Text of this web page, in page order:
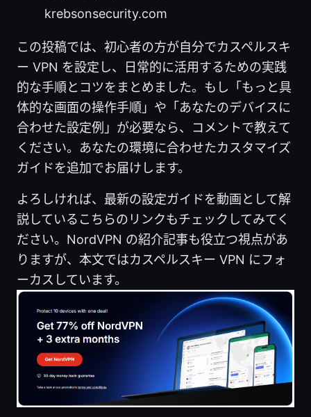
krebsonsecurity.com
この投稿では、初心者の方が自分でカスペルスキ
ー VPN を設定し、日常的に活用するための実践
的な手順とコツをまとめました。もし「もっと具
体的な画面の操作手順」や「あなたのデバイスに
合わせた設定例」が必要なら、コメントで教えて
ください。あなたの環境に合わせたカスタマイズ
ガイドを追加でお届けします。
よろしければ、最新の設定ガイドを動画として解
説しているこちらのリンクもチェックしてみてく
ださい。NordVPN の紹介記事も役立つ視点があ
りますが、本文ではカスペルスキー VPN にフォ
ーカスしています。